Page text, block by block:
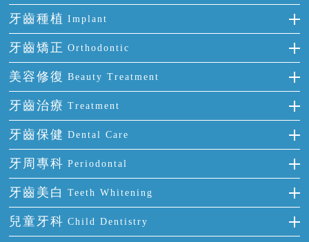
牙齒種植 Implant
種牙
單顆牙缺失
門牙缺失
多顆牙缺失
半口缺失
全口缺失
牙齒矯正 Orthodontic
隱形箍牙
前牙反頜
牙齒擁擠
牙齒前突
牙齒稀疏
美容修復 Beauty Treatment
全瓷牙
烤瓷牙
氟斑牙
四環素牙
活動假牙
牙貼面
牙齒治療 Treatment
補牙
智齒
根管治療
拔牙
牙痛
牙齒保健 Dental Care
正確刷牙
全國愛牙日
預防牙病
牙科通識
牙周專科 Periodontal
牙周炎
牙齦出血
牙齦炎
牙齒美白 Teeth Whitening
冷光美白
兒童牙科 Child Dentistry